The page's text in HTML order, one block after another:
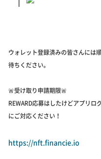
ウォレット登録済みの皆さんには
待ちください。
🚨受け取り申請期限🚨
REWARD応募はしたけどアプリ
にご対応ください！
https://nft.financie.io